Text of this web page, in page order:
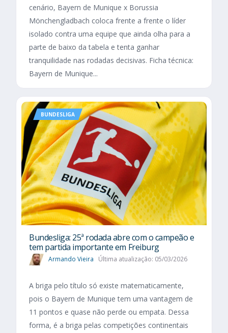
cenário, Bayern de Munique x Borussia
Mönchengladbach coloca frente a frente o líder
isolado contra uma equipe que ainda olha para a
parte de baixo da tabela e tenta ganhar
tranquilidade nas rodadas decisivas. Ficha técnica:
Bayern de Munique...
BUNDESLIGA
Bundesliga: 25ª rodada abre com o campeão e
tem partida importante em Freiburg
Armando Vieira Última atualização: 05/03/2026
A briga pelo título só existe matematicamente,
pois o Bayern de Munique tem uma vantagem de
11 pontos e quase não perde ou empata. Dessa
forma, é a briga pelas competições continentais